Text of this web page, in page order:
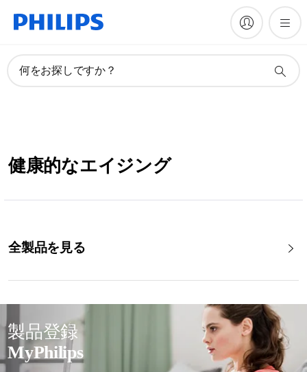
何をお探しですか？
健康的なエイジング
全製品を見る
製品登録
MyPhilips